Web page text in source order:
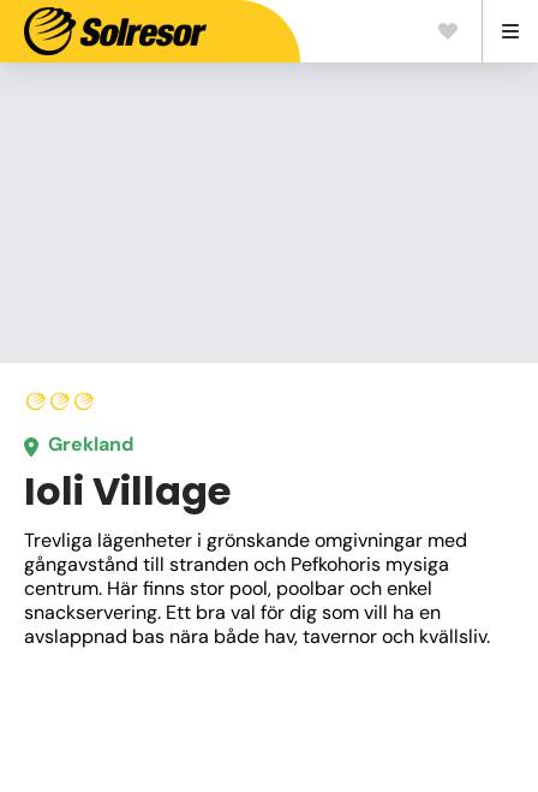
Grekland
Ioli Village
Trevliga lägenheter i grönskande omgivningar med
gångavstånd till stranden och Pefkohoris mysiga
centrum. Här finns stor pool, poolbar och enkel
snackservering. Ett bra val för dig som vill ha en
avslappnad bas nära både hav, tavernor och kvällsliv.